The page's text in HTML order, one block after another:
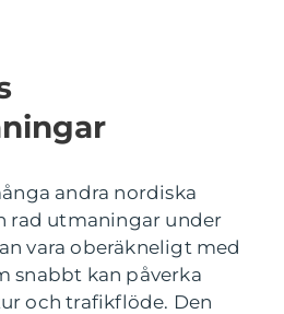
andra nordiska
rad utmaningar under
vara oberäkneligt med
snabbt kan påverka
och trafikflöde. Den